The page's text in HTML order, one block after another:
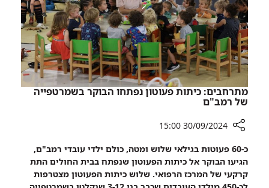
מתרחבים: כיתות פעוטון נפתחו הבוקר בשמרטפייה
של רמב"ם
שיתוף
מתרחבים:
כיתות
30/09/2024 15:00
כ-60 פעוטות בגילאי שלוש ומטה, כולם ילדי עובדי רמב"ם,
הגיעו הבוקר אל כיתות הפעוטון שנפתח בבית החולים התת
קרקעי של המרכז הרפואי. שלוש כיתות הפעוטון מצטרפות